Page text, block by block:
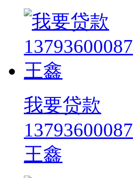
我要贷款
13793600087
王鑫